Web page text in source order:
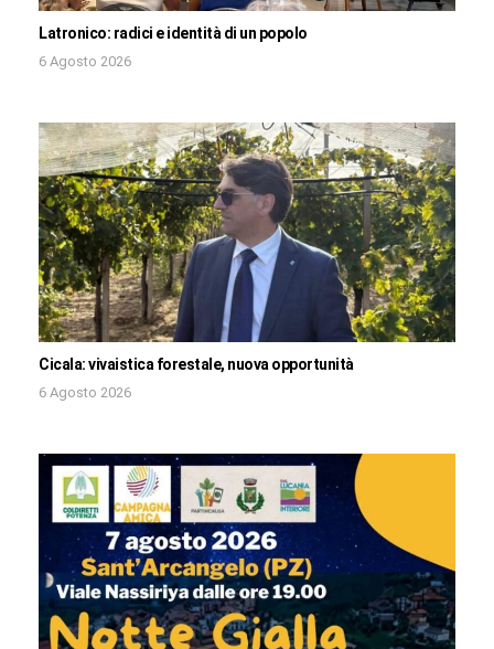
Latronico: radici e identità di un popolo
6 Agosto 2026
Cicala: vivaistica forestale, nuova opportunità
6 Agosto 2026